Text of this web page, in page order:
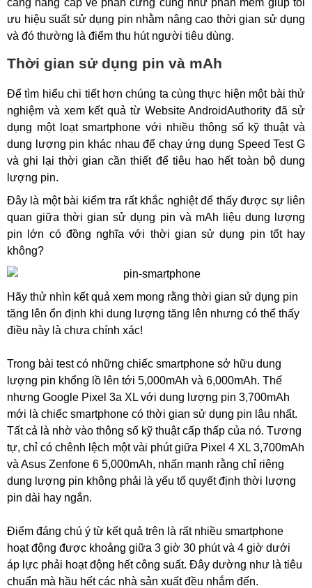
càng nâng cấp về phần cứng cũng như phần mềm giúp tối
ưu hiệu suất sử dụng pin nhằm nâng cao thời gian sử dụng
và đó thường là điểm thu hút người tiêu dùng.
Thời gian sử dụng pin và mAh
Để tìm hiểu chi tiết hơn chúng ta cùng thực hiện một bài thử
nghiệm và xem kết quả từ Website AndroidAuthority đã sử
dụng một loạt smartphone với nhiều thông số kỹ thuật và
dung lượng pin khác nhau để chạy ứng dụng Speed ​​Test G
và ghi lại thời gian cần thiết để tiêu hao hết toàn bộ dung
lượng pin.
Đây là một bài kiểm tra rất khắc nghiệt để thấy được sự liên
quan giữa thời gian sử dụng pin và mAh liệu dung lượng
pin lớn có đồng nghĩa với thời gian sử dụng pin tốt hay
không?
Hãy thử nhìn kết quả xem mong rằng thời gian sử dụng pin
tăng lên ổn định khi dung lượng tăng lên nhưng có thể thấy
điều này là chưa chính xác!
Trong bài test có những chiếc smartphone sở hữu dung
lượng pin khổng lồ lên tới 5,000mAh và 6,000mAh. Thế
nhưng Google Pixel 3a XL với dung lượng pin 3,700mAh
mới là chiếc smartphone có thời gian sử dụng pin lâu nhất.
Tất cả là nhờ vào thông số kỹ thuật cấp thấp của nó. Tương
tự, chỉ có chênh lệch một vài phút giữa Pixel 4 XL 3,700mAh
và Asus Zenfone 6 5,000mAh, nhấn mạnh rằng chỉ riêng
dung lượng pin không phải là yếu tố quyết định thời lượng
pin dài hay ngắn.
Điểm đáng chú ý từ ​​kết quả trên là rất nhiều smartphone
hoạt động được khoảng giữa 3 giờ 30 phút và 4 giờ dưới
áp lực phải hoạt động hết công suất. Đây dường như là tiêu
chuẩn mà hầu hết các nhà sản xuất đều nhắm đến.